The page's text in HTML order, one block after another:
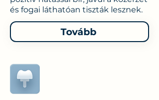
és fogai láthatóan tiszták lesznek.
Tovább